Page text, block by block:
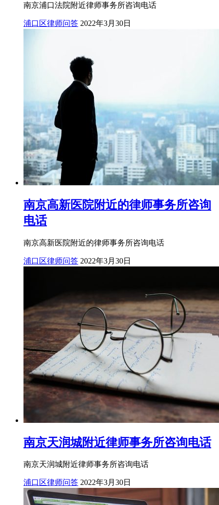
南京浦口法院附近律师事务所咨询电话
浦口区律师问答 2022年3月30日
南京高新医院附近的律师事务所咨询
电话
南京高新医院附近的律师事务所咨询电话
浦口区律师问答 2022年3月30日
南京天润城附近律师事务所咨询电话
南京天润城附近律师事务所咨询电话
浦口区律师问答 2022年3月30日